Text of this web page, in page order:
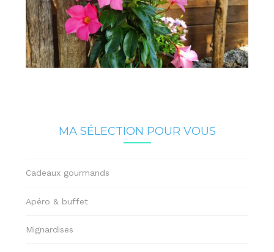
MA SÉLECTION POUR VOUS
Cadeaux gourmands
Apéro & buffet
Mignardises